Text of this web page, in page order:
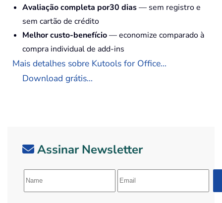
Avaliação completa por30 dias— sem registro e
sem cartão de crédito
Melhor custo-benefício— economize comparado à
compra individual de add-ins
Mais detalhes sobre Kutools for Office...
Download grátis...
Assinar Newsletter